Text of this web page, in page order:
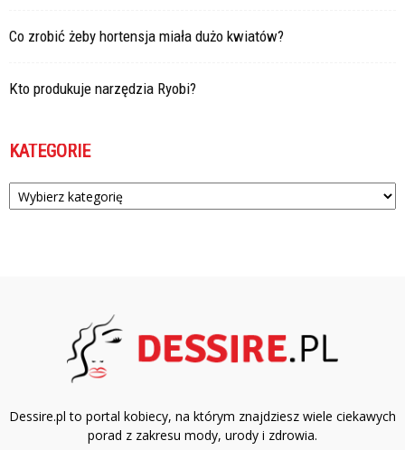
Co zrobić żeby hortensja miała dużo kwiatów?
Kto produkuje narzędzia Ryobi?
KATEGORIE
Kategorie
Dessire.pl to portal kobiecy, na którym znajdziesz wiele ciekawych
porad z zakresu mody, urody i zdrowia.